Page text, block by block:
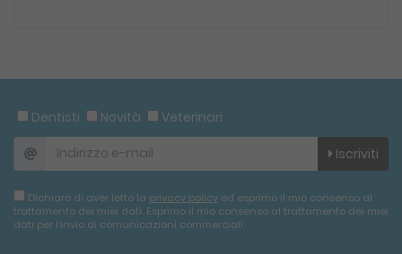
Dentisti Novità Veterinari
Iscriviti
Dichiaro di aver letto la privacy policy ed esprimo il mio consenso al
trattamento dei miei dati. Esprimo il mio consenso al trattamento dei miei
dati per l'invio di comunicazioni commerciali.